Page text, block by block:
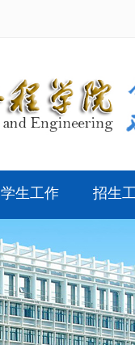
学生工作 招生